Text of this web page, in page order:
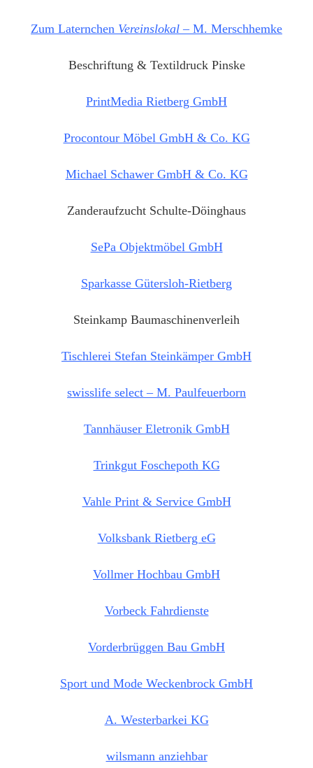
Zum Laternchen Vereinslokal – M. Merschhemke
Beschriftung & Textildruck Pinske
PrintMedia Rietberg GmbH
Procontour Möbel GmbH & Co. KG
Michael Schawer GmbH & Co. KG
Zanderaufzucht Schulte-Döinghaus
SePa Objektmöbel GmbH
Sparkasse Gütersloh-Rietberg
Steinkamp Baumaschinenverleih
Tischlerei Stefan Steinkämper GmbH
swisslife select – M. Paulfeuerborn
Tannhäuser Eletronik GmbH
Trinkgut Foschepoth KG
Vahle Print & Service GmbH
Volksbank Rietberg eG
Vollmer Hochbau GmbH
Vorbeck Fahrdienste
Vorderbrüggen Bau GmbH
Sport und Mode Weckenbrock GmbH
A. Westerbarkei KG
wilsmann anziehbar